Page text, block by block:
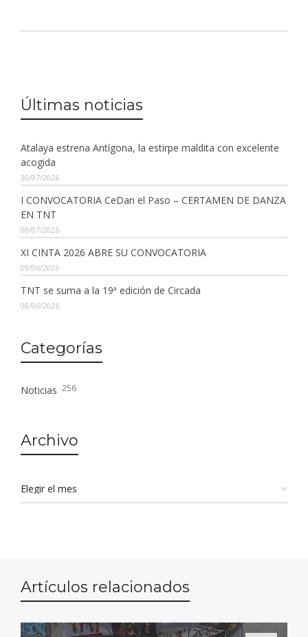
Últimas noticias
Atalaya estrena Antígona, la estirpe maldita con excelente
acogida
30/07/2026
I CONVOCATORIA CeDan el Paso – CERTAMEN DE DANZA
EN TNT
08/07/2026
XI CINTA 2026 ABRE SU CONVOCATORIA
09/06/2026
TNT se suma a la 19ª edición de Circada
08/06/2026
Categorías
Noticias 256
Archivo
Artículos relacionados